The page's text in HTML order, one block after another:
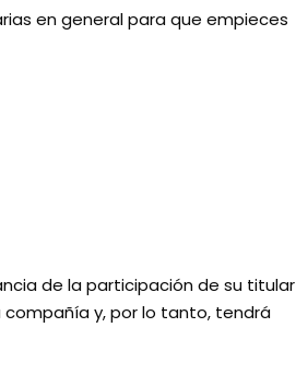
en general para que empieces
de la participación de su titular
compañía y, por lo tanto, tendrá